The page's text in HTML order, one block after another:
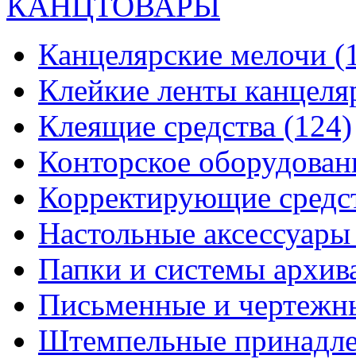
Канцелярские мелочи
Клейкие ленты
Клеящие средства (124)
Конторское
Корректирующие
Настольные
Папки и системы
Письменные и
Штемпельные